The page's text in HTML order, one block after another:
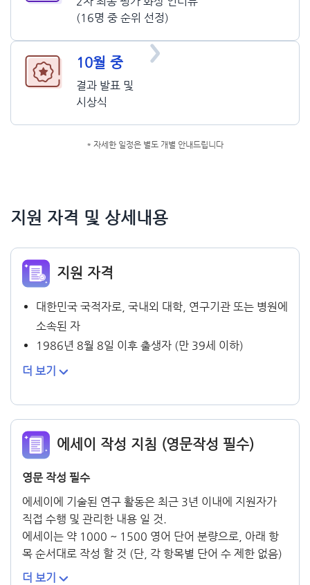
(16명 중 순위 선정)
10월 중​
결과 발표 및
시상식
* 자세한 일정은 별도 개별 안내드립니다​
지원 자격 및 상세내용​
지원 자격​
대한민국 국적자로, 국내외 대학, 연구기관 또는 병원에
소속된 자
1986년 8월 8일 이후 출생자 (만 39세 이하)
더 보기
에세이 작성 지침 (영문작성 필수)
영문 작성 필수
에세이에 기술된 연구 활동은 최근 3년 이내에 지원자가
직접 수행 및 관리한 내용 일 것.
에세이는 약 1000 ~ 1500 영어 단어 분량으로, 아래 항
목 순서대로 작성 할 것 (단, 각 항목별 단어 수 제한 없음)
더 보기